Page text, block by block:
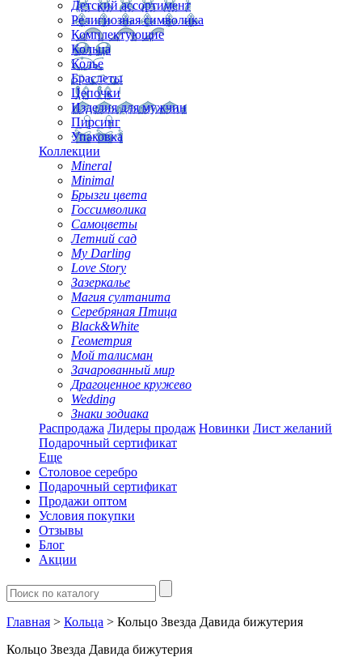
Детский ассортимент
Религиозная символика
Комплектующие
Кольца
Колье
Браслеты
Цепочки
Изделия для мужчин
Пирсинг
Упаковка
Коллекции
Mineral
Minimal
Брызги цвета
Госсимволика
Самоцветы
Летний сад
My Darling
Love Story
Зазеркалье
Магия султанита
Серебряная Птица
Black&White
Геометрия
Мой талисман
Зачарованный мир
Драгоценное кружево
Wedding
Знаки зодиака
Распродажа Лидеры продаж Новинки Лист желаний
Подарочный сертификат
Еще
Столовое серебро
Подарочный сертификат
Продажи оптом
Условия покупки
Отзывы
Блог
Акции
Главная > Кольца > Кольцо Звезда Давида бижутерия
Кольцо Звезда Давида бижутерия